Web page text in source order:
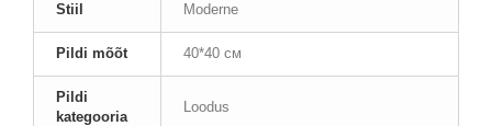
Stiil Moderne
Pildi mõõt 40*40 см
Pildi
kategooria
Loodus